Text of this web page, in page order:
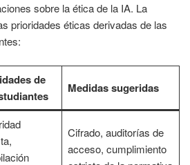
sobre la ética de la IA. La
prioridades éticas derivadas de las
de
Medidas sugeridas
Cifrado, auditorías de
acceso, cumplimiento